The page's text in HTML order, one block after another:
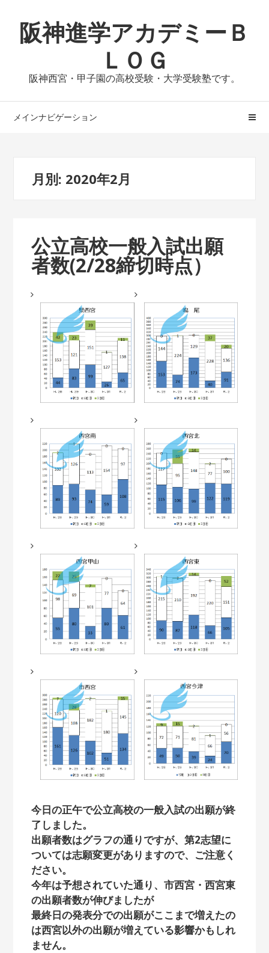
ビ
ゲ
ン
へ
ン
テ
ス
キ
阪神進学アカデミーＢ
ＬＯＧ
阪神西宮・甲子園の高校受験・大学受験塾です。
メインナビゲーション
月別: 2020年2月
公立高校一般入試出願
者数(2/28締切時点）
今日の正午で公立高校の一般入試の出願が終
了しました。
出願者数はグラフの通りですが、第2志望に
ついては志願変更がありますので、ご注意く
ださい。
今年は予想されていた通り、市西宮・西宮東
の出願者数が伸びましたが
最終日の発表分での出願がここまで増えたの
は西宮以外の出願が増えている影響かもしれ
ません。